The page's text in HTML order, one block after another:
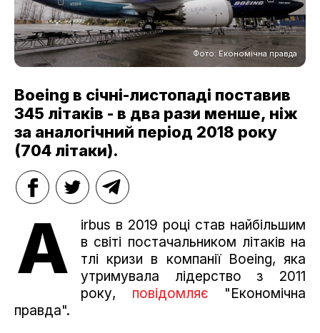
Фото: Економічна правда
Boeing в січні-листопаді поставив
345 літаків - в два рази менше, ніж
за аналогічний період 2018 року
(704 літаки).
A
irbus в 2019 році став найбільшим
в світі постачальником літаків на
тлі кризи в компанії Boeing, яка
утримувала лідерство з 2011
року, повідомляє "Економічна
правда".